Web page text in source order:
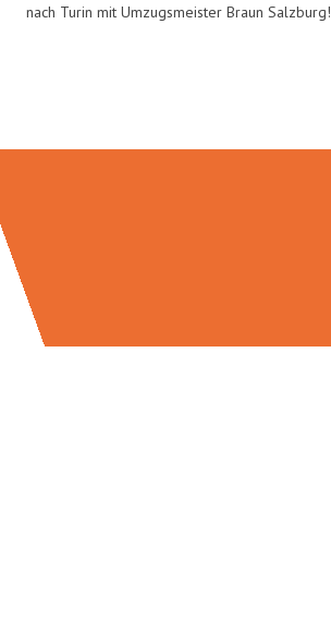
nach Turin mit Umzugsmeister Braun Salzburg!